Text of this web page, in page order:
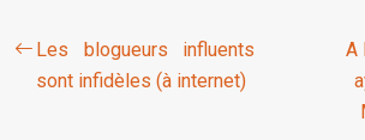
Les blogueurs influents
sont infidèles (à internet)
A